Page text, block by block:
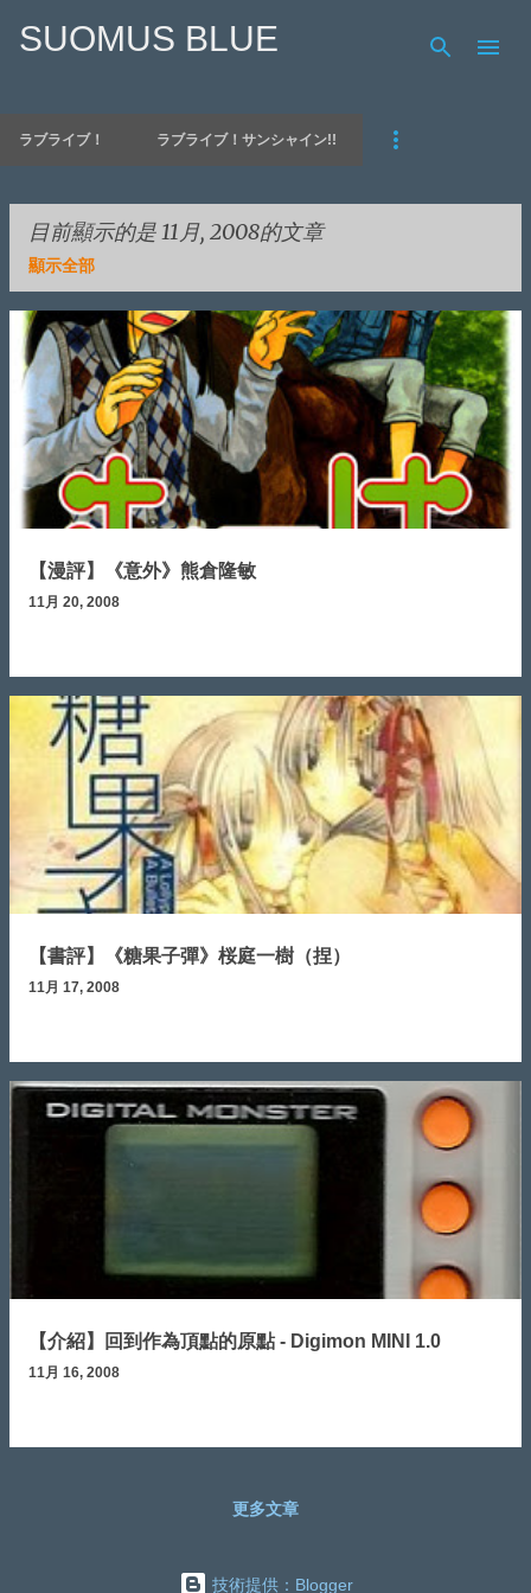
跳到主要內容
SUOMUS BLUE
ラブライブ！ ラブライブ！サンシャイン!!
目前顯示的是 11月, 2008的文章
顯示全部
表
章
【漫評】《意外》熊倉隆敏
11月 20, 2008
【書評】《糖果子彈》桜庭一樹（捏）
11月 17, 2008
【介紹】回到作為頂點的原點 - Digimon MINI 1.0
11月 16, 2008
更多文章
技術提供：Blogger